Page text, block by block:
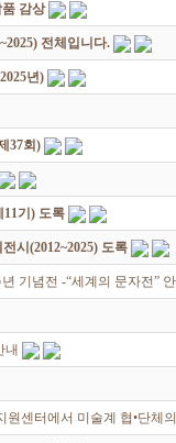
품 감상
전체입니다.
년)
37회)
기) 도록
시(2012~2025) 도록
기념전 -“세계의 문자전”
내
원센터에서 미술계 협•단체